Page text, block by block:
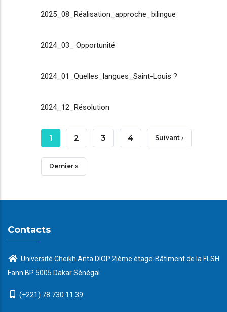
2025_08_Réalisation_approche_bilingue
2024_03_ Opportunité
2024_01_Quelles_langues_Saint-Louis ?
2024_12_Résolution
Pagination
Page
Courante
1 Page
2 Page
3 Page
4 Page
Suivant ›
Dernière
Dernier »
Contacts
Université Cheikh Anta DIOP 2ième étage-Bâtiment de la FLSH
Fann BP 5005 Dakar Sénégal
(+221) 78 730 11 39